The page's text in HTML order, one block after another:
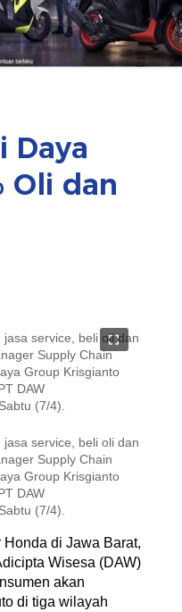
Daya
Oli dan
service, beli oli dan
Supply Chain
Group Krisgianto
DAW
(7/4).
service, beli oli dan
Supply Chain
Group Krisgianto
DAW
(7/4).
di Jawa Barat,
Wisesa (DAW)
akan
di tiga wilayah